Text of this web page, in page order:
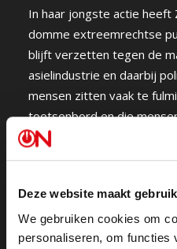
Deze website maakt
We gebruiken cookies om
personaliseren, om functies
In haar jongste actie
domme extreemrechtse
blijft verzetten tegen de
asielindustrie en daarbij
mensen zitten vaak te
toetsenbord en die
“exposed”. Dus wat doet
mensen thuis bezoeken
actie tot een succes te
woorden worden
weergegeven. Je moet in